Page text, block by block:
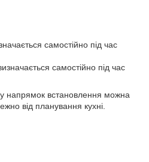
самостійно під час
самостійно під час
напрямок встановлення можна
від планування кухні.